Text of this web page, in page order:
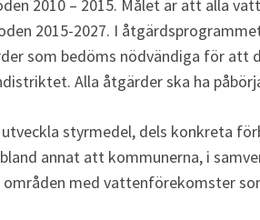
2010 – 2015. Målet är att alla
2015-2027. I
som bedöms nödvändiga för att
Alla åtgärder ska ha
styrmedel, dels konkreta
annat att kommunerna, i
områden med vattenförekomster